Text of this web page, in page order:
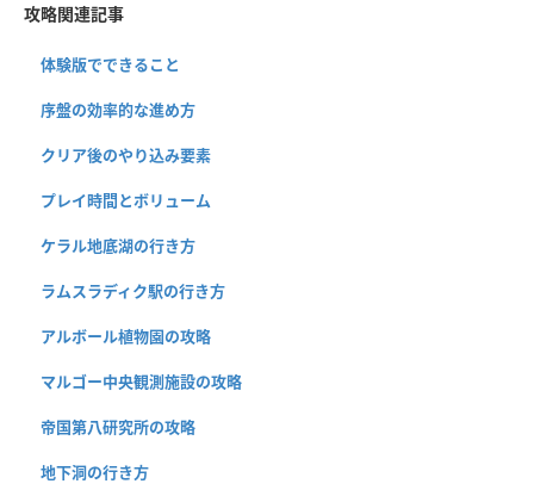
攻略関連記事
体験版でできること
序盤の効率的な進め方
クリア後のやり込み要素
プレイ時間とボリューム
ケラル地底湖の行き方
ラムスラディク駅の行き方
アルボール植物園の攻略
マルゴー中央観測施設の攻略
帝国第八研究所の攻略
地下洞の行き方